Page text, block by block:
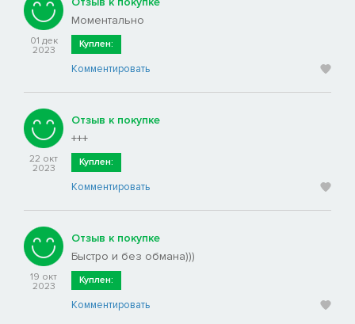
01 дек
2023
Моментально
Куплен:
Комментировать
22 окт
2023
Отзыв к покупке
+++
Куплен:
Комментировать
19 окт
2023
Отзыв к покупке
Быстро и без обмана)))
Куплен:
Комментировать